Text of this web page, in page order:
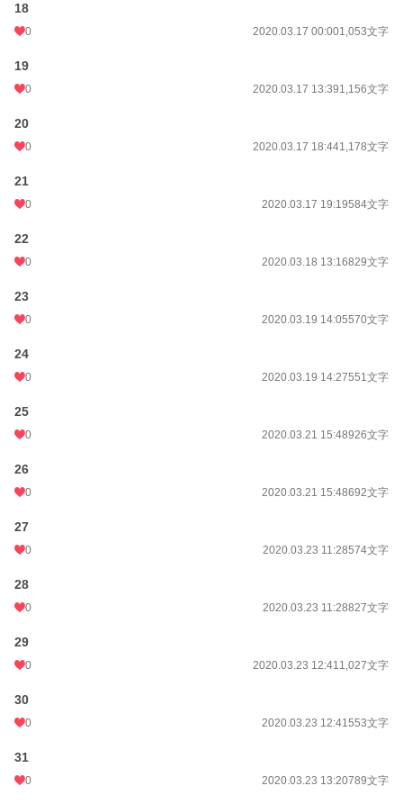
18
0 2020.03.17 00:001,053文字
19
0 2020.03.17 13:391,156文字
20
0 2020.03.17 18:441,178文字
21
0 2020.03.17 19:19584文字
22
0 2020.03.18 13:16829文字
23
0 2020.03.19 14:05570文字
24
0 2020.03.19 14:27551文字
25
0 2020.03.21 15:48926文字
26
0 2020.03.21 15:48692文字
27
0 2020.03.23 11:28574文字
28
0 2020.03.23 11:28827文字
29
0 2020.03.23 12:411,027文字
30
0 2020.03.23 12:41553文字
31
0 2020.03.23 13:20789文字